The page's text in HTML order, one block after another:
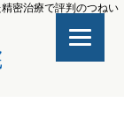
密治療で評判のつねい